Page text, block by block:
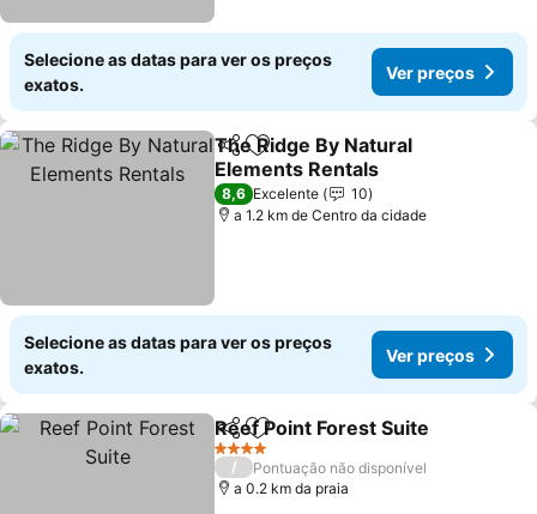
Selecione as datas para ver os preços
exatos.
Ver preços
PartilharAdicionar aos favoritos
The Ridge By Natural
Elements Rentals
Ver preços
8,6 Excelente
10
a 1.2 km de Centro da cidade
Selecione as datas para ver os preços
exatos.
Ver preços
PartilharAdicionar aos favoritos
Reef Point Forest Suite
4 Estrelas
/
Pontuação não disponível
a 0.2 km da praia